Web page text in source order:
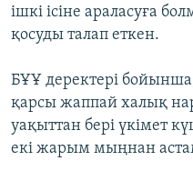
ішкі ісіне араласуға
қосуды талап еткен.
БҰҰ деректері
қарсы жаппай халық
уақыттан бері үкімет
екі жарым мыңнан